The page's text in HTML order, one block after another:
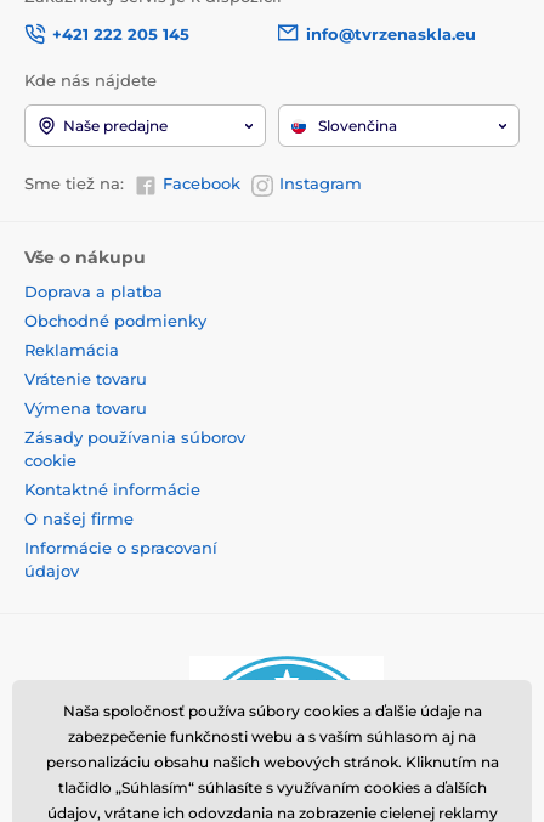
+421 222 205 145
info@tvrzenaskla.eu
Kde nás nájdete
Naše predajne Slovenčina
Sme tiež na: Facebook Instagram
Vše o nákupu
Doprava a platba
Obchodné podmienky
Reklamácia
Vrátenie tovaru
Výmena tovaru
Zásady používania súborov
cookie
Kontaktné informácie
O našej firme
Informácie o spracovaní
údajov
Naša spoločnosť používa súbory cookies a ďalšie údaje na
zabezpečenie funkčnosti webu a s vaším súhlasom aj na
personalizáciu obsahu našich webových stránok. Kliknutím na
tlačidlo „Súhlasím“ súhlasíte s využívaním cookies a ďalších
údajov, vrátane ich odovzdania na zobrazenie cielenej reklamy